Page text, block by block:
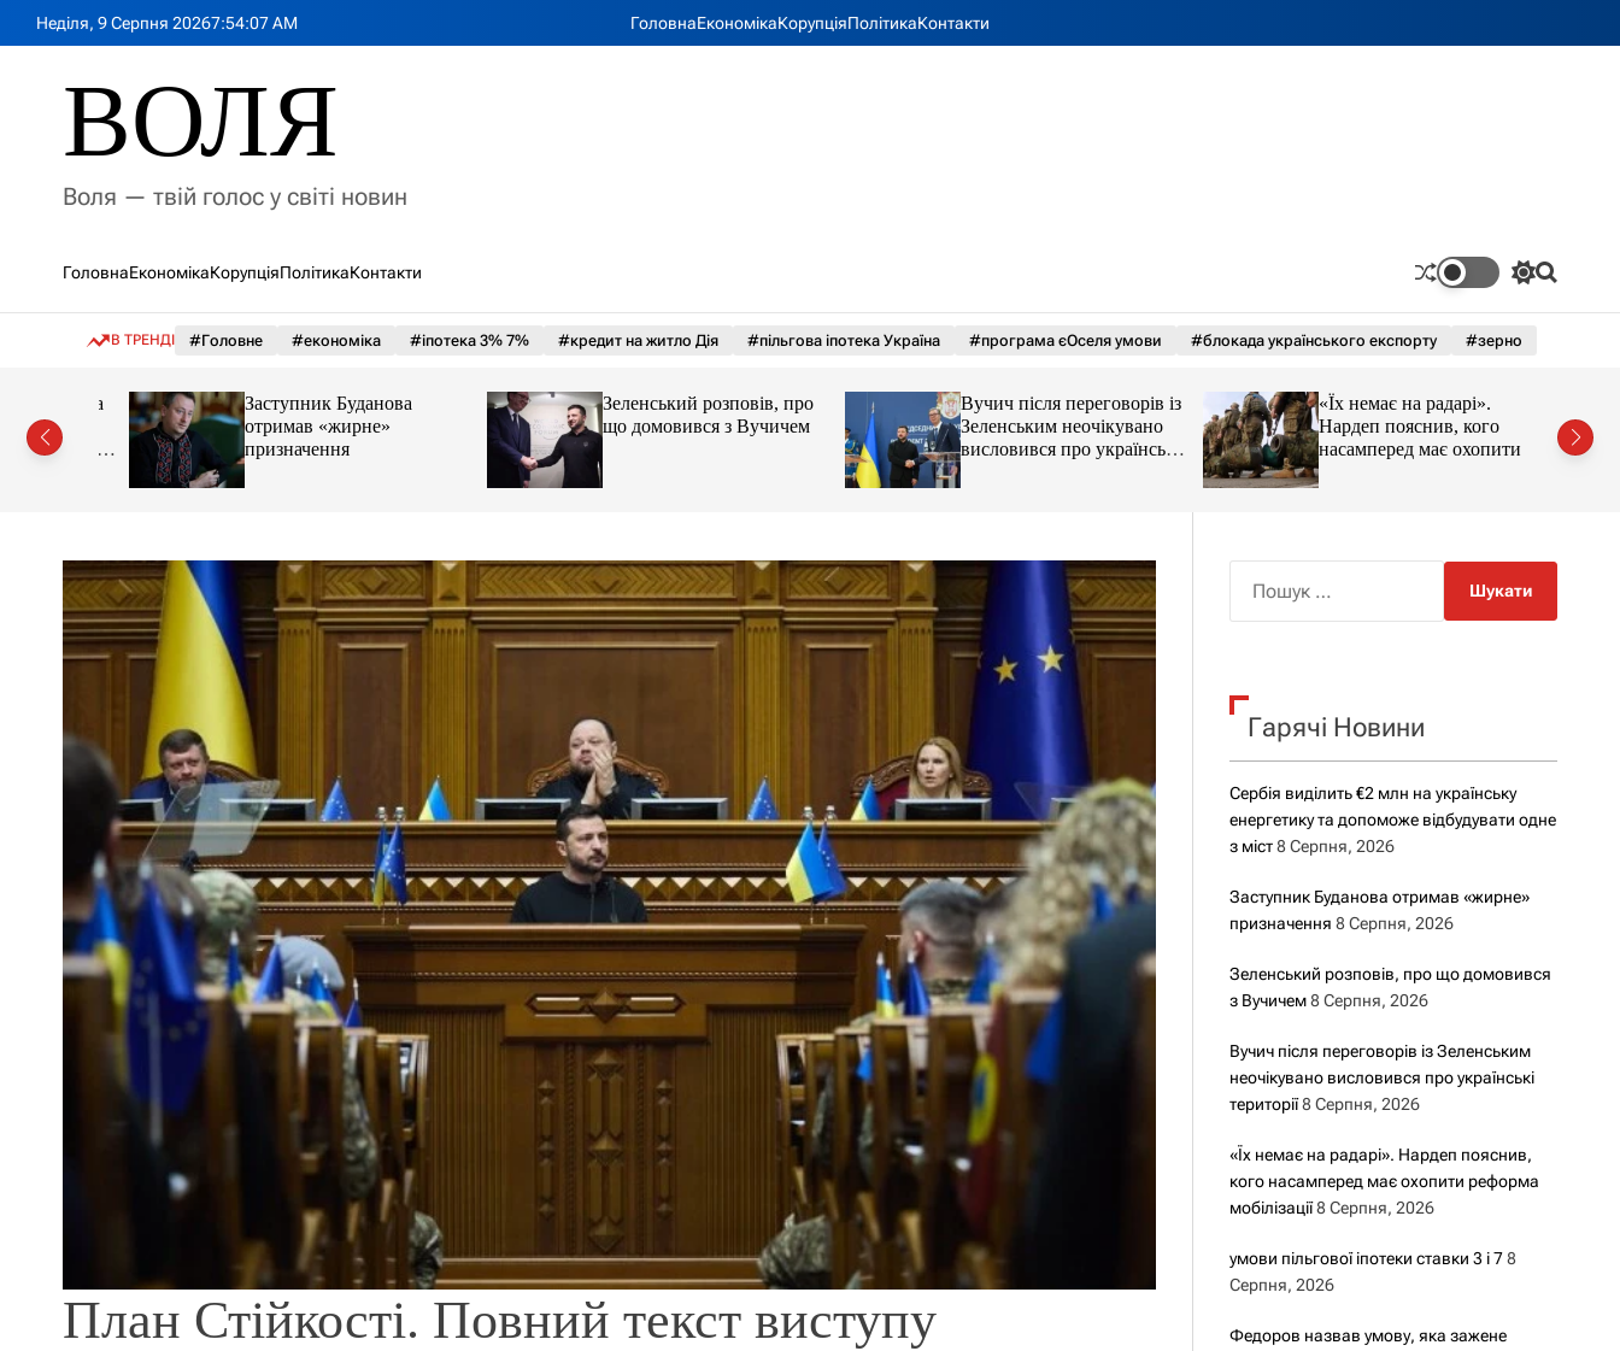
Неділя, 9 Серпня 20267:54:08AM ГоловнаЕкономікаКорупціяПолітикаКонтакти
ВОЛЯ
Воля — твій голос у світі новин
ГоловнаЕкономікаКорупціяПолітикаКонтакти
П
е
к
а
ч
р
о
у
П
В ТРЕНДІ #Головне #економіка #іпотека 3% 7% #кредит на житло Дія #пільгова іпотека Україна #програма єОселя умови #блокада українського експорту #зерно
та
одне
Заступник Буданова
отримав «жирне»
призначення
Зеленський розповів, про
що домовився з Вучичем
Вучич після переговорів із
Зеленським неочікувано
висловився про українські
території
«Їх немає на радарі».
Нардеп пояснив, кого
насамперед має охопити
реформа мобілізації
План Стійкості. Повний текст виступу
к
Гарячі Новини
Сербія виділить €2 млн на українську
енергетику та допоможе відбудувати одне
з міст 8 Серпня, 2026
Заступник Буданова отримав «жирне»
призначення 8 Серпня, 2026
Зеленський розповів, про що домовився
з Вучичем 8 Серпня, 2026
Вучич після переговорів із Зеленським
неочікувано висловився про українські
території 8 Серпня, 2026
«Їх немає на радарі». Нардеп пояснив,
кого насамперед має охопити реформа
мобілізації 8 Серпня, 2026
умови пільгової іпотеки ставки 3 і 7 8
Серпня, 2026
Федоров назвав умову, яка зажене